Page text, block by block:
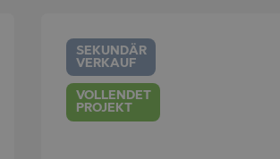
SEKUNDÄR
VERKAUF
VOLLENDET
PROJEKT